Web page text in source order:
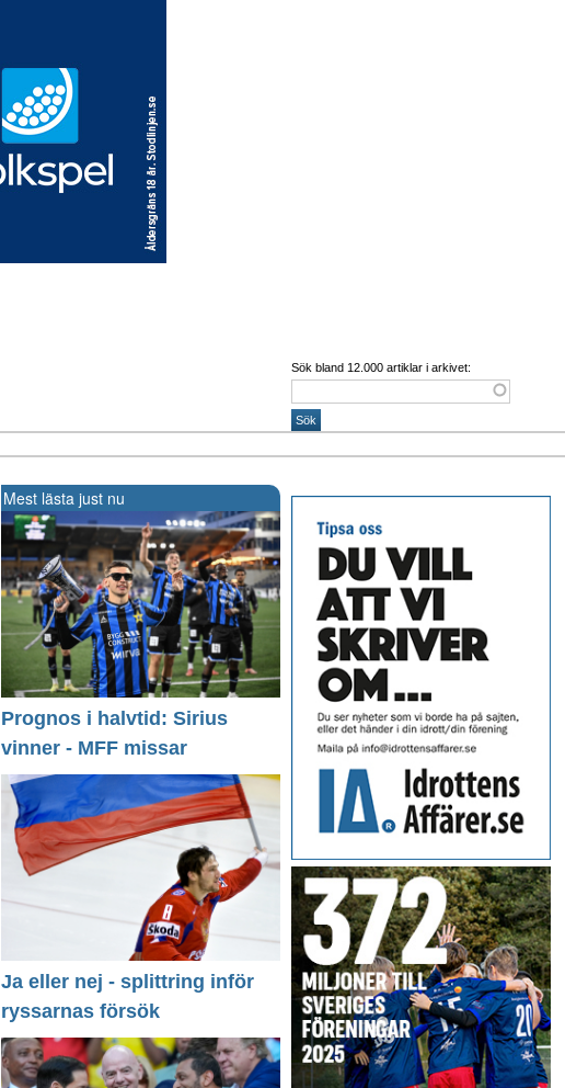
Sök bland 12.000 artiklar i arkivet:
Mest lästa just nu
Prognos i halvtid: Sirius
vinner - MFF missar
Ja eller nej - splittring inför
ryssarnas försök